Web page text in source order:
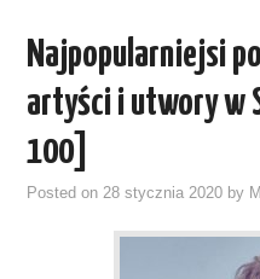
Najpopularniejsi
artyści i utwory w
100]
Posted on28 stycznia 2020 by